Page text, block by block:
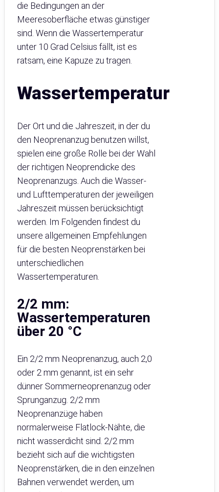
die Bedingungen an der
Meeresoberfläche etwas günstiger
sind. Wenn die Wassertemperatur
unter 10 Grad Celsius fällt, ist es
ratsam, eine Kapuze zu tragen.
Wassertemperatur
Der Ort und die Jahreszeit, in der du
den Neoprenanzug benutzen willst,
spielen eine große Rolle bei der Wahl
der richtigen Neoprendicke des
Neoprenanzugs. Auch die Wasser-
und Lufttemperaturen der jeweiligen
Jahreszeit müssen berücksichtigt
werden. Im Folgenden findest du
unsere allgemeinen Empfehlungen
für die besten Neoprenstärken bei
unterschiedlichen
Wassertemperaturen.
2/2 mm:
Wassertemperaturen
über 20 °C
Ein 2/2 mm Neoprenanzug, auch 2,0
oder 2 mm genannt, ist ein sehr
dünner Sommerneoprenanzug oder
Sprunganzug. 2/2 mm
Neoprenanzüge haben
normalerweise Flatlock-Nähte, die
nicht wasserdicht sind. 2/2 mm
bezieht sich auf die wichtigsten
Neoprenstärken, die in den einzelnen
Bahnen verwendet werden, um